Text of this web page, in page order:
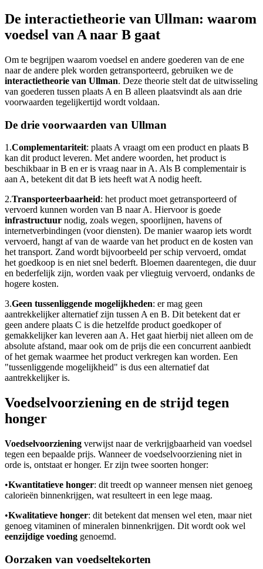
De interactietheorie van Ullman: waarom
voedsel van A naar B gaat
Om te begrijpen waarom voedsel en andere goederen van de ene
naar de andere plek worden getransporteerd, gebruiken we de
interactietheorie van Ullman. Deze theorie stelt dat de uitwisseling
van goederen tussen plaats A en B alleen plaatsvindt als aan drie
voorwaarden tegelijkertijd wordt voldaan.
De drie voorwaarden van Ullman
1.Complementariteit: plaats A vraagt om een product en plaats B
kan dit product leveren. Met andere woorden, het product is
beschikbaar in B en er is vraag naar in A. Als B complementair is
aan A, betekent dit dat B iets heeft wat A nodig heeft.
2.Transporteerbaarheid: het product moet getransporteerd of
vervoerd kunnen worden van B naar A. Hiervoor is goede
infrastructuur nodig, zoals wegen, spoorlijnen, havens of
internetverbindingen (voor diensten). De manier waarop iets wordt
vervoerd, hangt af van de waarde van het product en de kosten van
het transport. Zand wordt bijvoorbeeld per schip vervoerd, omdat
het goedkoop is en niet snel bederft. Bloemen daarentegen, die duur
en bederfelijk zijn, worden vaak per vliegtuig vervoerd, ondanks de
hogere kosten.
3.Geen tussenliggende mogelijkheden: er mag geen
aantrekkelijker alternatief zijn tussen A en B. Dit betekent dat er
geen andere plaats C is die hetzelfde product goedkoper of
gemakkelijker kan leveren aan A. Het gaat hierbij niet alleen om de
absolute afstand, maar ook om de prijs die een concurrent aanbiedt
of het gemak waarmee het product verkregen kan worden. Een
"tussenliggende mogelijkheid" is dus een alternatief dat
aantrekkelijker is.
Voedselvoorziening en de strijd tegen
honger
Voedselvoorziening verwijst naar de verkrijgbaarheid van voedsel
tegen een bepaalde prijs. Wanneer de voedselvoorziening niet in
orde is, ontstaat er honger. Er zijn twee soorten honger:
•Kwantitatieve honger: dit treedt op wanneer mensen niet genoeg
calorieën binnenkrijgen, wat resulteert in een lege maag.
•Kwalitatieve honger: dit betekent dat mensen wel eten, maar niet
genoeg vitaminen of mineralen binnenkrijgen. Dit wordt ook wel
eenzijdige voeding genoemd.
Oorzaken van voedseltekorten